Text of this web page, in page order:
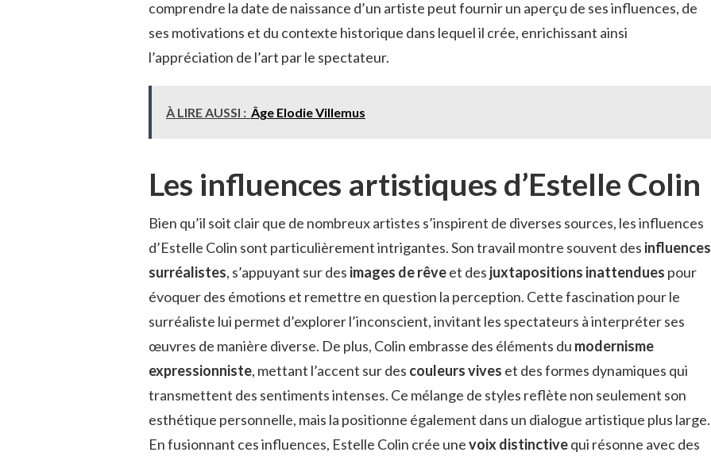
comprendre la date de naissance d’un artiste peut fournir un aperçu de ses influences, de
ses motivations et du contexte historique dans lequel il crée, enrichissant ainsi
l’appréciation de l’art par le spectateur.
À LIRE AUSSI : Âge Elodie Villemus
Les influences artistiques d’Estelle Colin
Bien qu’il soit clair que de nombreux artistes s’inspirent de diverses sources, les influences
d’Estelle Colin sont particulièrement intrigantes. Son travail montre souvent des influences
surréalistes, s’appuyant sur des images de rêveet des juxtapositions inattendues pour
évoquer des émotions et remettre en question la perception. Cette fascination pour le
surréaliste lui permet d’explorer l’inconscient, invitant les spectateurs à interpréter ses
œuvres de manière diverse. De plus, Colin embrasse des éléments du modernisme
expressionniste, mettant l’accent sur des couleurs vives et des formes dynamiques qui
transmettent des sentiments intenses. Ce mélange de styles reflète non seulement son
esthétique personnelle, mais la positionne également dans un dialogue artistique plus large.
En fusionnant ces influences, Estelle Colin crée unevoix distinctivequi résonne avec des